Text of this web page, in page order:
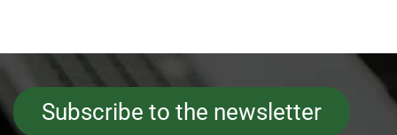
Subscribe to the newsletter